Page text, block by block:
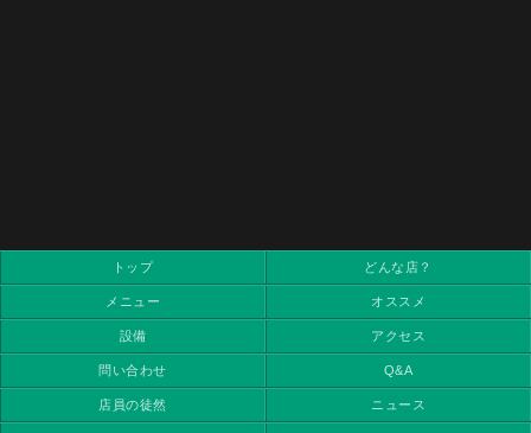
トップ どんな店？
メニュー オススメ
設備 アクセス
問い合わせ Q&A
店員の徒然 ニュース